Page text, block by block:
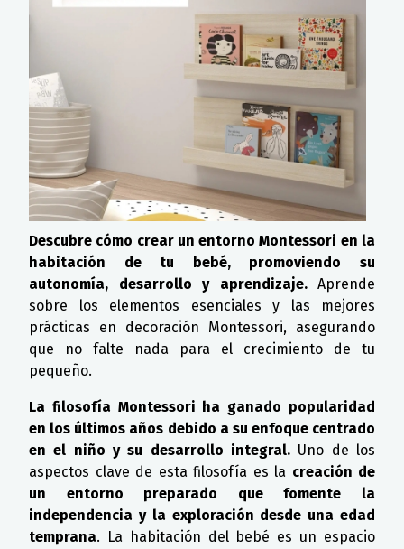
Descubre cómo crear un entorno Montessori en la
habitación de tu bebé, promoviendo su
autonomía, desarrollo y aprendizaje.Aprende
sobre los elementos esenciales y las mejores
prácticas en decoración Montessori, asegurando
que no falte nada para el crecimiento de tu
pequeño.
La filosofía Montessori ha ganado popularidad
en los últimos años debido a su enfoque centrado
en el niño y su desarrollo integral. Uno de los
aspectos clave de esta filosofía es la creación de
un entorno preparado que fomente la
independencia y la exploración desde una edad
temprana. La habitación del bebé es un espacio